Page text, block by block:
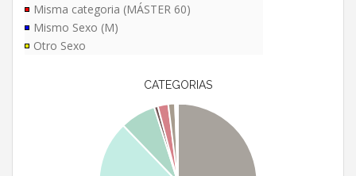
Misma categoria (MÁSTER 60)
Mismo Sexo (M)
Otro Sexo
CATEGORIAS